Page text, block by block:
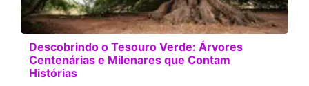
Descobrindo o Tesouro Verde: Árvores
Centenárias e Milenares que Contam
Histórias